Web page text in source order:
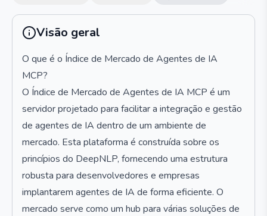
Visão geral
O que é o Índice de Mercado de Agentes de IA
MCP?
O Índice de Mercado de Agentes de IA MCP é um
servidor projetado para facilitar a integração e gestão
de agentes de IA dentro de um ambiente de
mercado. Esta plataforma é construída sobre os
princípios do DeepNLP, fornecendo uma estrutura
robusta para desenvolvedores e empresas
implantarem agentes de IA de forma eficiente. O
mercado serve como um hub para várias soluções de